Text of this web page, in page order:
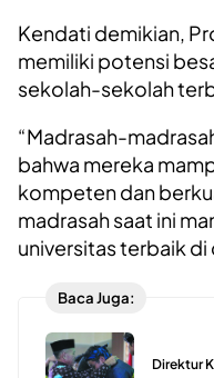
Kendati demikian,
memiliki potensi
sekolah-sekolah
“Madrasah-
bahwa mereka
kompeten dan
madrasah saat ini
universitas terbaik di
Baca Juga:
Direktur